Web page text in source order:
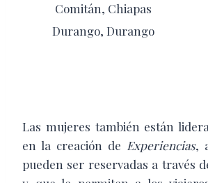
Comitán, Chiapas
Durango, Durango
Las mujeres también están
en la creación de Experiencias,
pueden ser reservadas a través